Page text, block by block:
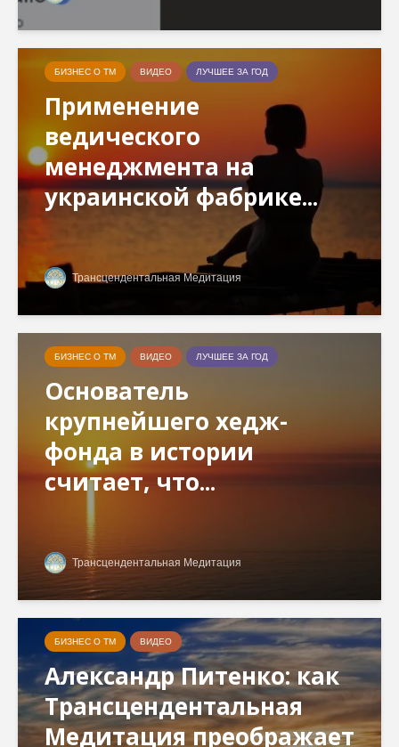
БИЗНЕС О ТМ ВИДЕО ЛУЧШЕЕ ЗА ГОД
Применение
ведического
менеджмента на
украинской фабрике...
Трансцендентальная Медитация
БИЗНЕС О ТМ ВИДЕО ЛУЧШЕЕ ЗА ГОД
Основатель
крупнейшего хедж-
фонда в истории
считает, что...
Трансцендентальная Медитация
БИЗНЕС О ТМ ВИДЕО
Александр Питенко: как
Трансцендентальная
Медитация преображает